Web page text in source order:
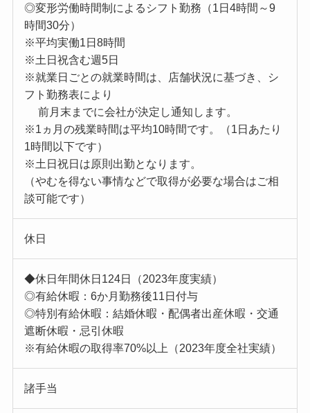
◎変形労働時間制によるシフト勤務（1日4時間～9
時間30分）
※平均実働1日8時間
※土日祝含む週5日
※就業日ごとの就業時間は、店舗状況に基づき、シ
フト勤務表により
前月末までに会社が決定し通知します。
※1ヵ月の残業時間は平均10時間です。（1日あたり
1時間以下です）
※土日祝日は原則出勤となります。
（やむを得ない事情などで取得が必要な場合はご相
談可能です）
休日
◆休日年間休日124日（2023年度実績）
◎有給休暇：6か月勤務後11日付与
◎特別有給休暇：結婚休暇・配偶者出産休暇・交通
遮断休暇・忌引休暇
※有給休暇の取得率70%以上（2023年度全社実績）
諸手当